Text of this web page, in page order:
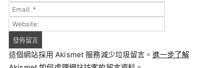
這個網站採用 Akismet 服務減少垃圾留言。 進一步了解